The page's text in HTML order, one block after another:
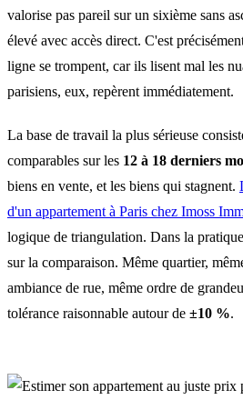
valorise pas pareil sur un sixième sans
élevé avec accès direct. C'est
ligne se trompent, car ils lisent mal les
parisiens, eux, repèrent immédiatement.
La base de travail la plus sérieuse
comparables sur les 12 à 18 derniers
biens en vente, et les biens qui stagnent.
d'un appartement à Paris chez Imoss
logique de triangulation. Dans la
sur la comparaison. Même quartier,
ambiance de rue, même ordre de
tolérance raisonnable autour de ±10 %.